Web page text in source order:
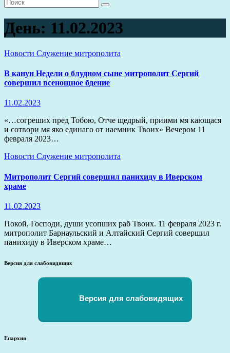
День: 11.02.2023
Новости Служение митрополита
В канун Недели о блудном сыне митрополит Сергий
совершил всенощное бдение
11.02.2023
«…согреших пред Тобою, Отче щедрый, приими мя кающася
и сотвори мя яко единаго от наемник Твоих» Вечером 11
февраля 2023…
Новости Служение митрополита
Митрополит Сергий совершил панихиду в Иверском
храме
11.02.2023
Покой, Господи, души усопших раб Твоих. 11 февраля 2023 г.
митрополит Барнаульский и Алтайский Сергий совершил
панихиду в Иверском храме…
Версия для слабовидящих
Версия для слабовидящих
Епархия